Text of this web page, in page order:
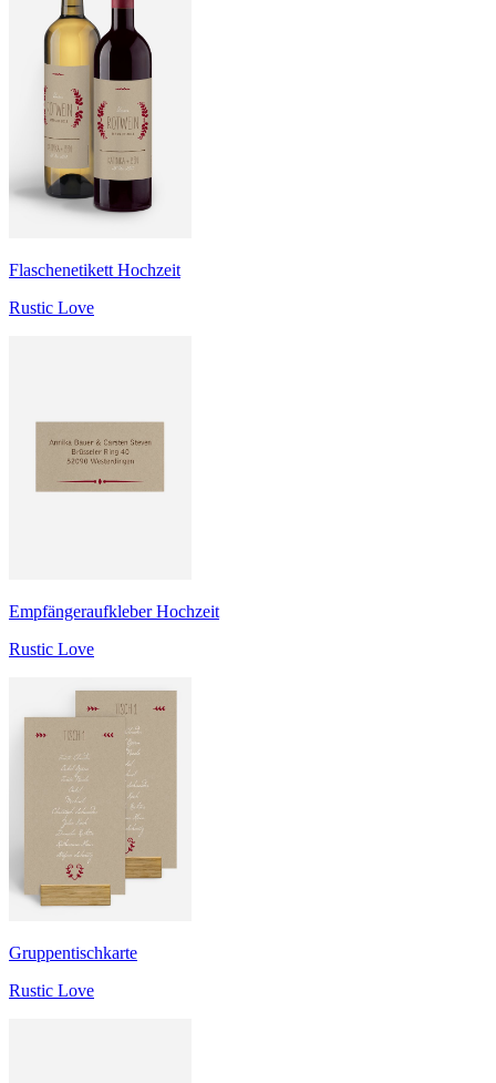
Flaschenetikett Hochzeit
Rustic Love
Empfängeraufkleber Hochzeit
Rustic Love
Gruppentischkarte
Rustic Love